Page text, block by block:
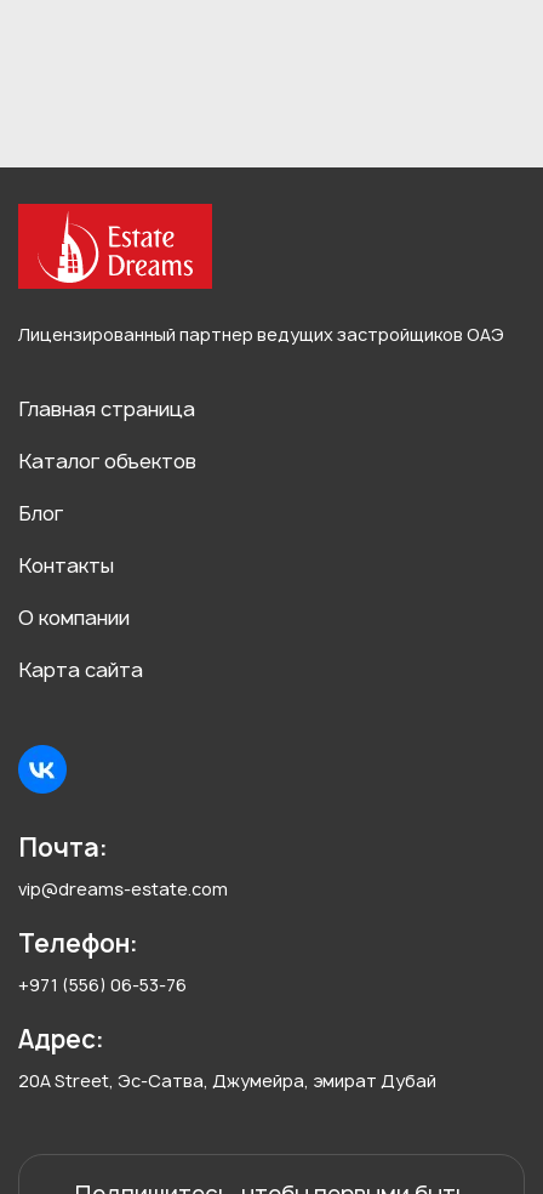
Лицензированный партнер ведущих застройщиков ОАЭ
Главная страница
Каталог объектов
Блог
Контакты
О компании
Карта сайта
Почта:
vip@dreams-estate.com
Телефон:
+971 (556) 06-53-76
Адрес:
20A Street, Эс-Сатва, Джумейра, эмират Дубай